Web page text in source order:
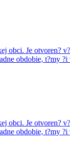
Je otvoren?
obdobie, t?my
Je otvoren?
obdobie, t?my